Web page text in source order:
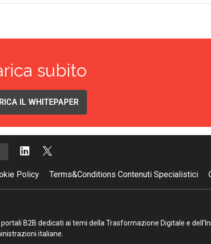
subito
IL WHITEPAPER
Policy Terms&Conditions Contenuti Specialistici
B2B dedicati ai temi della Trasformazione Digitale e
italiane.